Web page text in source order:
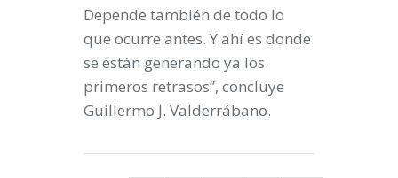
Depende también de todo lo
que ocurre antes. Y ahí es donde
se están generando ya los
primeros retrasos”, concluye
Guillermo J. Valderrábano.